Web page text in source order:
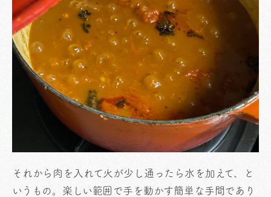
それから肉を入れて火が少し通ったら水を加えて、と
いうもの。楽しい範囲で手を動かす簡単な手間であり